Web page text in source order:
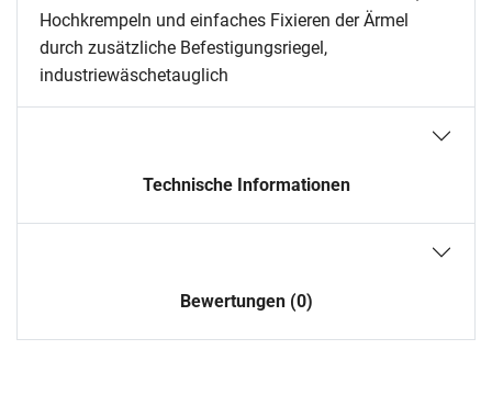
Hochkrempeln und einfaches Fixieren der Ärmel
durch zusätzliche Befestigungsriegel,
industriewäschetauglich
Technische Informationen
Bewertungen (0)